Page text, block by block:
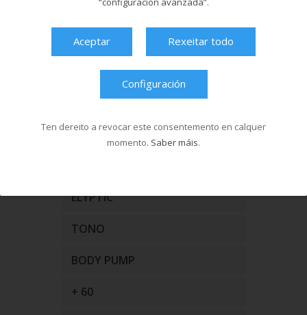
Multiusos Fontes do Sar ou C.D. Santa
Isabel- deberás consultar oshorarios
de actividades
. Polas características
dos recintos pode haber actividades
que só se ofrezan nun dos dous
ELYPTIC
TONO
BODY PUMP
+ 60
Aceptar Rexeitar todo
Configuración
Ten dereito a revocar este consentemento en calquer
momento. Saber máis.